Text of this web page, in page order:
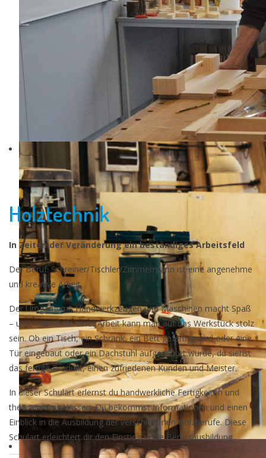
Holztechnik
In Zeiten der Veränderung ein beständiges Arbeitsfeld
Der Beruf: Schreiner/Tischler/Zimmermann ist eine angenehme
und kreative Arbeit.
Der Umgang mit Handwerkzeugen und Maschinen macht Spaß
– und – am Ende einer Arbeit kann man auf das Werkstück stolz
sein. Ob ein Tisch, ein Schrank, ein Bett gefertigt wird oder eine
Tür eingebaut oder ein Dachstuhl aufgerichtet wurde, du siehst
das fertige Produkt, einen zufriedenen Kunden und Meister.
In dieser Schulart erlernst du handwerkliche Fertigkeiten und
theoretisches Wissen. Du bekommst Informationen und einen
Einblick in die Ausbildung der verschiedenen Holzberufe. Diese
Schulart erleichtert dir den Einstieg in die Berufsausbildung.